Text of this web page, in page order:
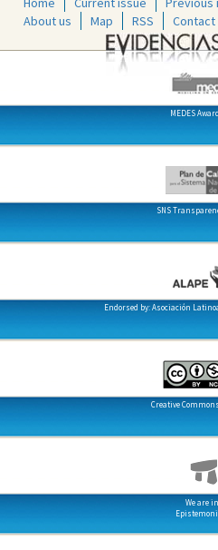
About us
Map RSS Contact
MEDES
SNS
Endorsed by: Asociación
Creative
We are